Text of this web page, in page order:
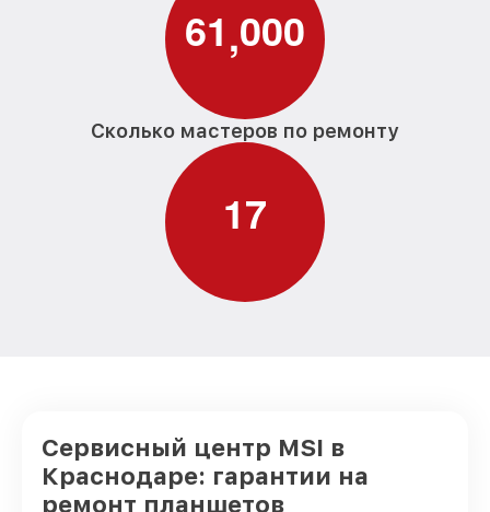
61,000
Сколько мастеров по ремонту
17
Сервисный центр MSI в
Краснодаре: гарантии на
ремонт планшетов